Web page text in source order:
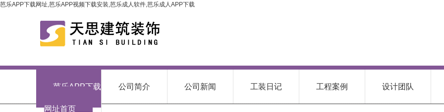
芭乐APP下载网址,芭乐APP视频下载安装,芭乐成人软件,芭乐成人APP下载
芭乐APP下载
网址首页
公司简介 公司新闻 工装日记 工程案例 设计团队